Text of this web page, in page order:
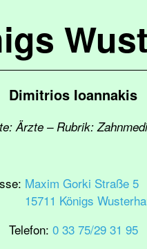
Dimitrios Ioannakis
Ärzte – Rubrik:
Maxim Gorki Straße 5
15711 Königs
Telefon: 0 33 75/29 31 95